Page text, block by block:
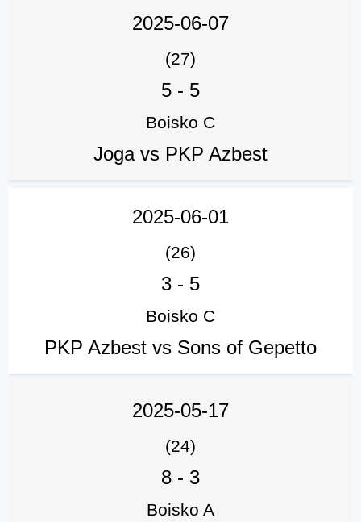
2025-06-07
(27)
5 - 5
Boisko C
Joga vs PKP Azbest
2025-06-01
(26)
3 - 5
Boisko C
PKP Azbest vs Sons of Gepetto
2025-05-17
(24)
8 - 3
Boisko A